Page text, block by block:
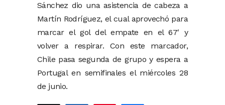
Sánchez dio una asistencia de cabeza a
Martín Rodríguez, el cual aprovechó para
marcar el gol del empate en el 67′ y
volver a respirar. Con este marcador,
Chile pasa segunda de grupo y espera a
Portugal en semifinales el miércoles 28
de junio.